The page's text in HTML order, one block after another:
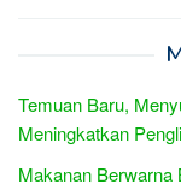
Temuan Baru,
Meningkatkan
Makanan Berwarna